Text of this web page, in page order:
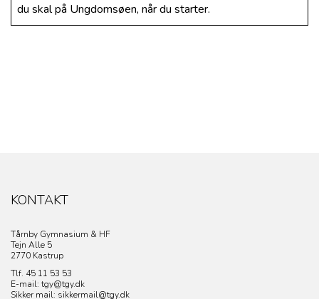
du skal på Ungdomsøen, når du starter.
KONTAKT
Tårnby Gymnasium & HF
Tejn Alle 5
2770 Kastrup
Tlf. 45 11 53 53
E-mail: tgy@tgy.dk
Sikker mail: sikkermail@tgy.dk